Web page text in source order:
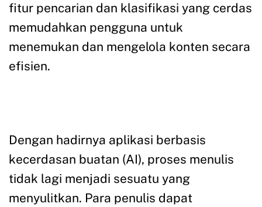
fitur pencarian dan klasifikasi yang cerdas
memudahkan pengguna untuk
menemukan dan mengelola konten secara
efisien.
Dengan hadirnya aplikasi berbasis
kecerdasan buatan (AI), proses menulis
tidak lagi menjadi sesuatu yang
menyulitkan. Para penulis dapat